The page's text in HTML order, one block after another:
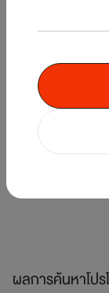
แบ่งจ่าย 0% นาน
ผลการค้นหาโป